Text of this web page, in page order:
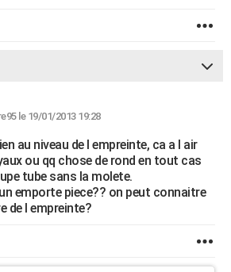
le 19/01/2013 19:28
au niveau de l empreinte, ca a l air
ou qq chose de rond en tout cas
tube sans la molete.
emporte piece?? on peut connaitre
de l empreinte?